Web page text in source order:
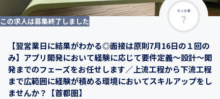
マッチ率
この求人は募集終了しました
【翌営業日に結果がわかる◎面接は原則7月16日の１回の
み】アプリ開発において経験に応じて要件定義～設計～開
発までのフェーズをお任せします／上流工程から下流工程
まで広範囲に経験が積める環境においてスキルアップをし
ませんか？【首都圏】